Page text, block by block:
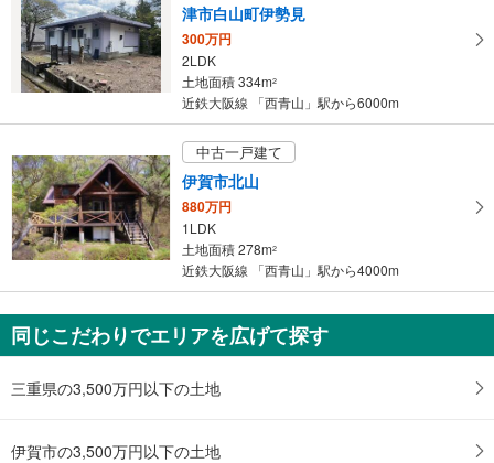
取
る
・
条
マ
イ
ペ
ー
ジ
保
存
す
る
津市白山町伊勢見
300万円
2LDK
土地面積 334m2
近鉄大阪線 「西青山」駅から6000m
中古一戸建て
伊賀市北山
880万円
1LDK
土地面積 278m2
近鉄大阪線 「西青山」駅から4000m
同じこだわりでエリアを広げて探す
三重県の3,500万円以下の土地
伊賀市の3,500万円以下の土地